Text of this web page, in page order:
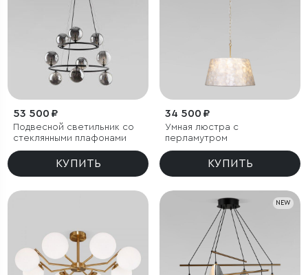
53 500 ₽
Подвесной светильник со
стеклянными плафонами
КУПИТЬ
34 500 ₽
Умная люстра с
перламутром
КУПИТЬ
NEW